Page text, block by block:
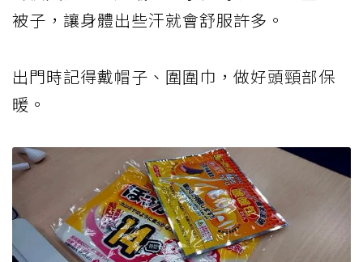
被子，讓身體出些汗就會舒服許多。
出門時記得戴帽子、圍圍巾，做好頭頸部保
暖。